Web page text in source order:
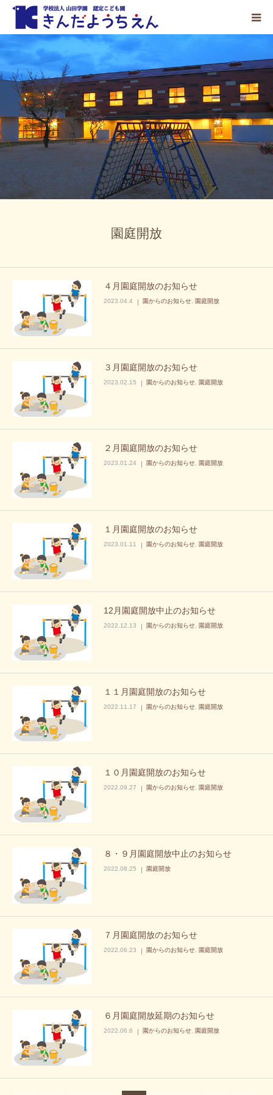
園庭開放
４月園庭開放のお知らせ
2023.04.4 園からのお知らせ 園庭開放
３月園庭開放のお知らせ
2023.02.15 園からのお知らせ 園庭開放
２月園庭開放のお知らせ
2023.01.24 園からのお知らせ, 園庭開放
１月園庭開放のお知らせ
2023.01.11 園からのお知らせ 園庭開放
12月園庭開放中止のお知らせ
2022.12.13 園からのお知らせ 園庭開放
１１月園庭開放のお知らせ
2022.11.17 園からのお知らせ 園庭開放
１０月園庭開放のお知らせ
2022.09.27 園からのお知らせ, 園庭開放
８・９月園庭開放中止のお知らせ
2022.08.25 園庭開放
７月園庭開放のお知らせ
2022.06.23 園からのお知らせ 園庭開放
６月園庭開放延期のお知らせ
2022.06.6 園からのお知らせ, 園庭開放
ホーム
園の紹介
こどもの生活
入園案内
お知らせ